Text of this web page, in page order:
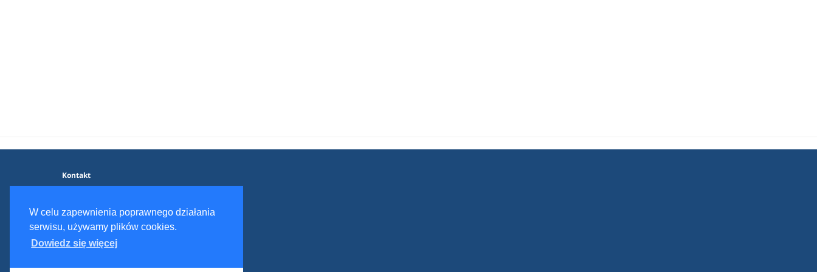
W celu zapewnienia poprawnego działania
serwisu, używamy plików cookies.
Dowiedz się więcej
Kontakt
Polityka prywatności
Regulamin serwisu